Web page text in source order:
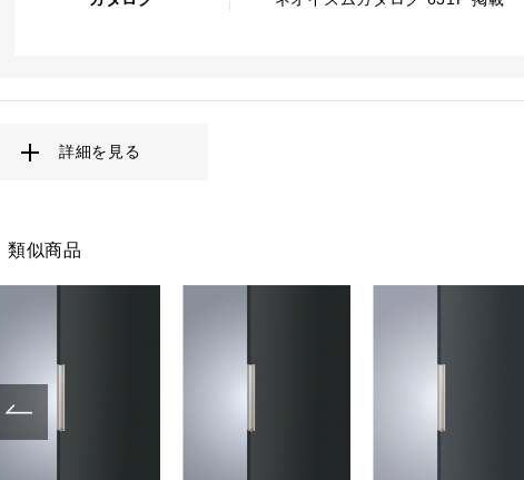
詳細を見る
類似商品